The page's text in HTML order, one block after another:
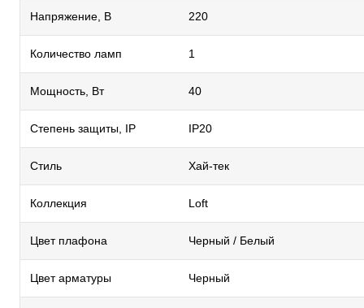
Напряжение, В 220
Количество ламп 1
Мощность, Вт 40
Степень защиты, IP IP20
Стиль Хай-тек
Коллекция Loft
Цвет плафона Черный / Белый
Цвет арматуры Черный